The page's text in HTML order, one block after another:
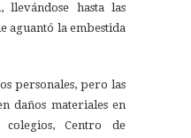
hasta las
aguantó la embestida
personales, pero las
daños materiales en
colegios, Centro de